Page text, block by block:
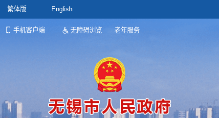
繁体版 English
手机客户端 无障碍浏览 老年服务